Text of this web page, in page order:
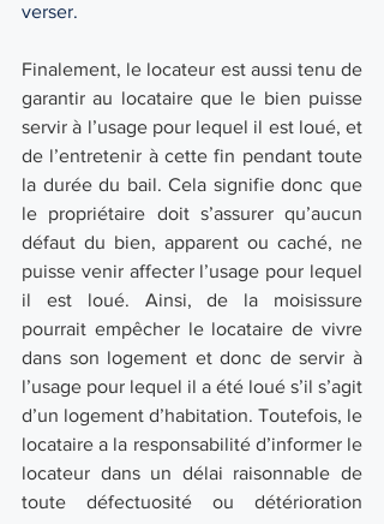
verser.
Finalement, le locateur est aussi tenu de
garantir au locataire que le bien puisse
servir à l’usage pour lequel il est loué, et
de l’entretenir à cette fin pendant toute
la durée du bail. Cela signifie donc que
le propriétaire doit s’assurer qu’aucun
défaut du bien, apparent ou caché, ne
puisse venir affecter l’usage pour lequel
il est loué. Ainsi, de la moisissure
pourrait empêcher le locataire de vivre
dans son logement et donc de servir à
l’usage pour lequel il a été loué s’il s’agit
d’un logement d’habitation. Toutefois, le
locataire a la responsabilité d’informer le
locateur dans un délai raisonnable de
toute défectuosité ou détérioration